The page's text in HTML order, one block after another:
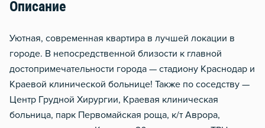
Описание
Уютная, современная квартира в лучшей локации в
городе. В непосредственной близости к главной
достопримечательности города — стадиону Краснодар и
Краевой клинической больнице! Также по соседству —
Центр Грудной Хирургии, Краевая клиническая
больница, парк Первомайская роща, к/т Аврора,